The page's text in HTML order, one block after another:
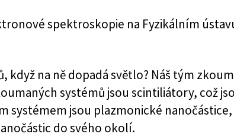
spektroskopie na Fyzikálním
když na ně dopadá světlo? Náš tým
systémů jsou scintiliátory, což
systémem jsou plazmonické
do svého okolí.